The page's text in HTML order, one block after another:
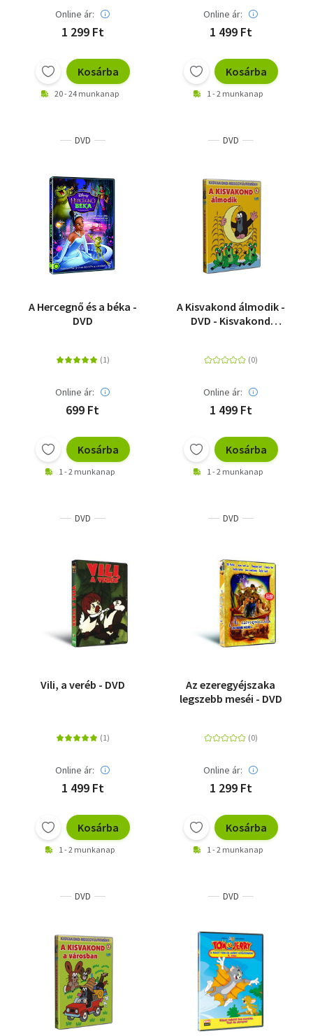
Online ár:
1 299 Ft
Kosárba
20 - 24 munkanap
Online ár:
1 499 Ft
Kosárba
1 - 2 munkanap
DVD
A Hercegnő és a béka -
DVD
Online ár:
699 Ft
Kosárba
1 - 2 munkanap
DVD
A Kisvakond álmodik -
DVD - Kisvakond
Online ár:
1 499 Ft
Kosárba
1 - 2 munkanap
DVD
Vili, a veréb - DVD
Online ár:
1 499 Ft
Kosárba
1 - 2 munkanap
DVD
Az ezeregyéjszaka
legszebb meséi - DVD
Online ár:
1 299 Ft
Kosárba
1 - 2 munkanap
DVD DVD